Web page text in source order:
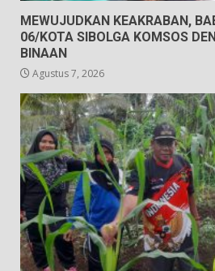
MEWUJUDKAN KEAKRABAN,
06/KOTA SIBOLGA KOMSOS
BINAAN
Agustus 7, 2026